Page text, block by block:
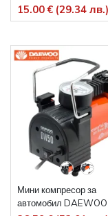
15.00 € (29.34 лв.)
Мини компресор за
автомобил DAEWOO